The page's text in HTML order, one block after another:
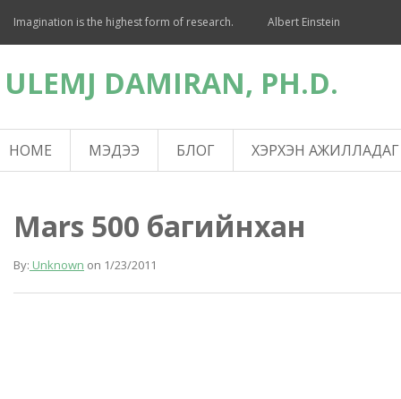
Imagination is the highest form of research. Albert Einstein
ULEMJ DAMIRAN, PH.D.
HOME МЭДЭЭ БЛОГ ХЭРХЭН АЖИЛЛАДАГ
Mars 500 багийнхан
By: Unknown on 1/23/2011